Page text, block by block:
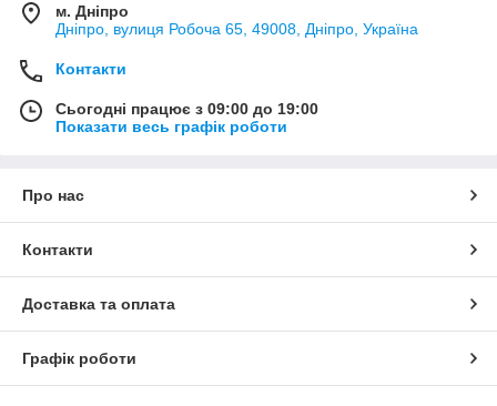
м. Дніпро
Дніпро, вулиця Робоча 65, 49008, Дніпро, Україна
Контакти
Сьогодні працює з 09:00 до 19:00
Показати весь графік роботи
Про нас
Контакти
Доставка та оплата
Графік роботи